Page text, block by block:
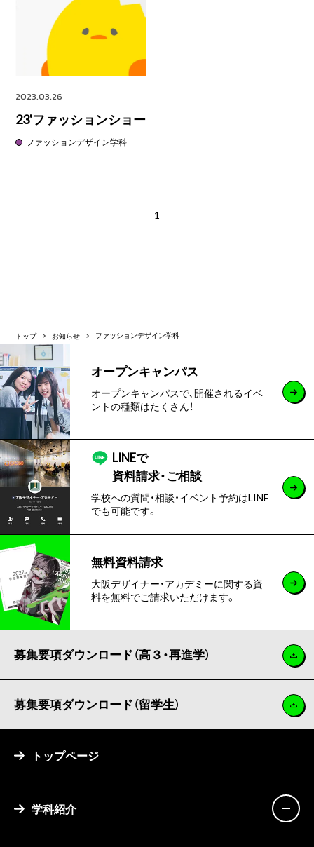
2023.03.26
23'ファッションショー
ファッションデザイン学科
1
トップ お知らせ ファッションデザイン学科
オープンキャンパス
オープンキャンパスで､開催されるイベ
ントの種類はたくさん！
LINEで
資料請求・ご相談
学校への質問・相談・イベント予約はLINE
でも可能です。
無料資料請求
大阪デザイナー・アカデミーに関する資
料を無料でご請求いただけます。
募集要項ダウンロード（高３・再進学）
募集要項ダウンロード（留学生）
トップページ
学科紹介